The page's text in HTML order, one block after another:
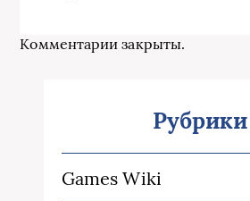
Комментарии закрыты.
Рубрики
Games Wiki